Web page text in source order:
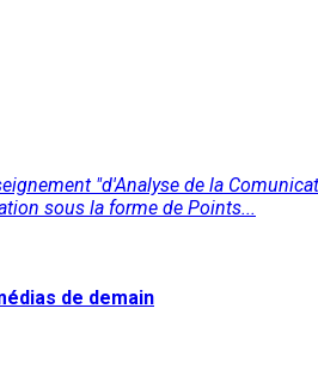
"d'Analyse de la
sous la forme de Points...
de demain